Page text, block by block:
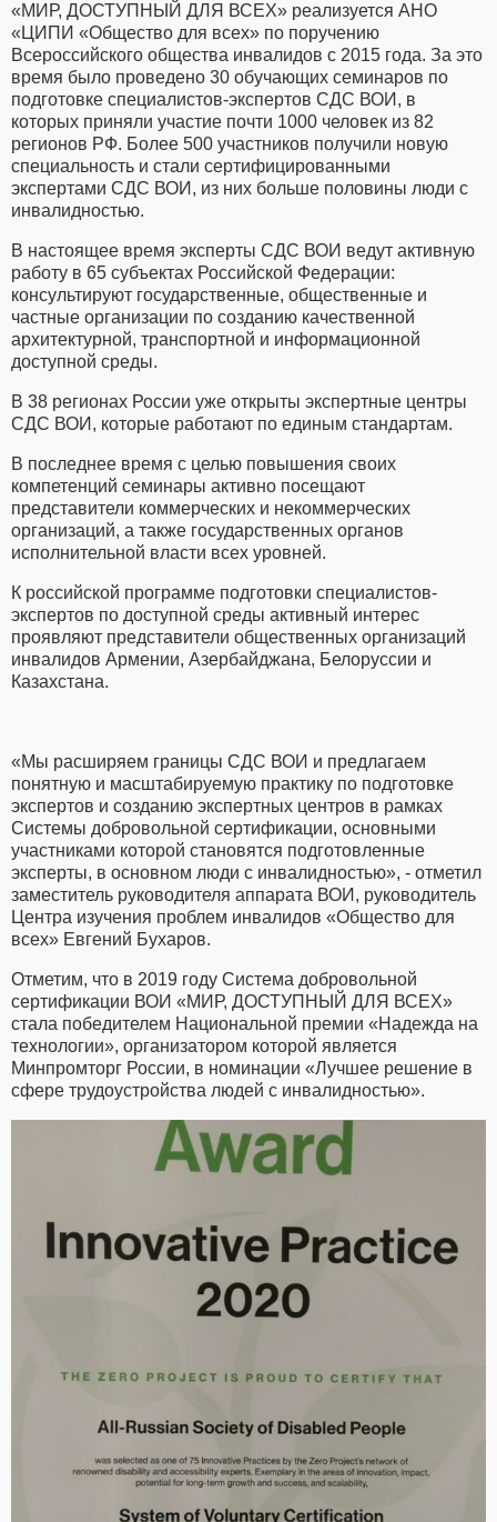
«МИР, ДОСТУПНЫЙ ДЛЯ ВСЕХ» реализуется АНО
«ЦИПИ «Общество для всех» по поручению
Всероссийского общества инвалидов с 2015 года. За это
время было проведено 30 обучающих семинаров по
подготовке специалистов-экспертов СДС ВОИ, в
которых приняли участие почти 1000 человек из 82
регионов РФ. Более 500 участников получили новую
специальность и стали сертифицированными
экспертами СДС ВОИ, из них больше половины люди с
инвалидностью.
В настоящее время эксперты СДС ВОИ ведут активную
работу в 65 субъектах Российской Федерации:
консультируют государственные, общественные и
частные организации по созданию качественной
архитектурной, транспортной и информационной
доступной среды.
В 38 регионах России уже открыты экспертные центры
СДС ВОИ, которые работают по единым стандартам.
В последнее время с целью повышения своих
компетенций семинары активно посещают
представители коммерческих и некоммерческих
организаций, а также государственных органов
исполнительной власти всех уровней.
К российской программе подготовки специалистов-
экспертов по доступной среды активный интерес
проявляют представители общественных организаций
инвалидов Армении, Азербайджана, Белоруссии и
Казахстана.
«Мы расширяем границы СДС ВОИ и предлагаем
понятную и масштабируемую практику по подготовке
экспертов и созданию экспертных центров в рамках
Системы добровольной сертификации, основными
участниками которой становятся подготовленные
эксперты, в основном люди с инвалидностью», - отметил
заместитель руководителя аппарата ВОИ, руководитель
Центра изучения проблем инвалидов «Общество для
всех» Евгений Бухаров.
Отметим, что в 2019 году Система добровольной
сертификации ВОИ «МИР, ДОСТУПНЫЙ ДЛЯ ВСЕХ»
стала победителем Национальной премии «Надежда на
технологии», организатором которой является
Минпромторг России, в номинации «Лучшее решение в
сфере трудоустройства людей с инвалидностью».